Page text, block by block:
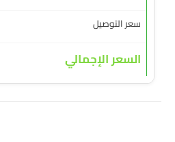
سعر التوصيل
السعر الإجمالي